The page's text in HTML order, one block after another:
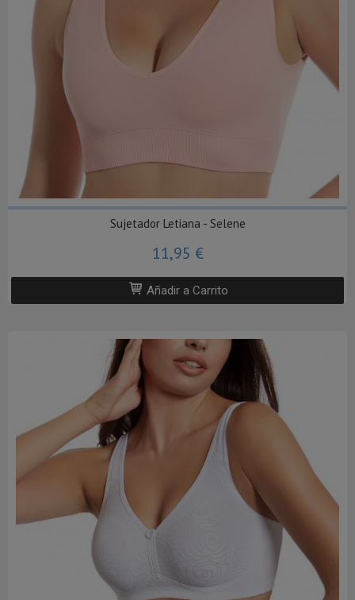
Sujetador Letiana - Selene
11,95 €
Añadir a Carrito